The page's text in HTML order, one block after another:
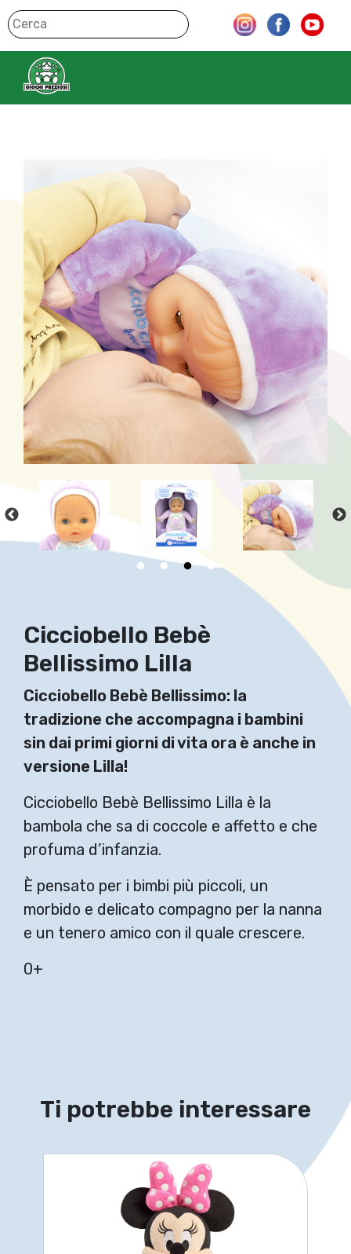
Cicciobello Bebè
Bellissimo Lilla
Cicciobello Bebè Bellissimo: la
tradizione che accompagna i bambini
sin dai primi giorni di vita ora è anche in
versione Lilla!
Cicciobello Bebè Bellissimo Lilla è la
bambola che sa di coccole e affetto e che
profuma d’infanzia.
È pensato per i bimbi più piccoli, un
morbido e delicato compagno per la nanna
e un tenero amico con il quale crescere.
0+
Ti potrebbe interessare